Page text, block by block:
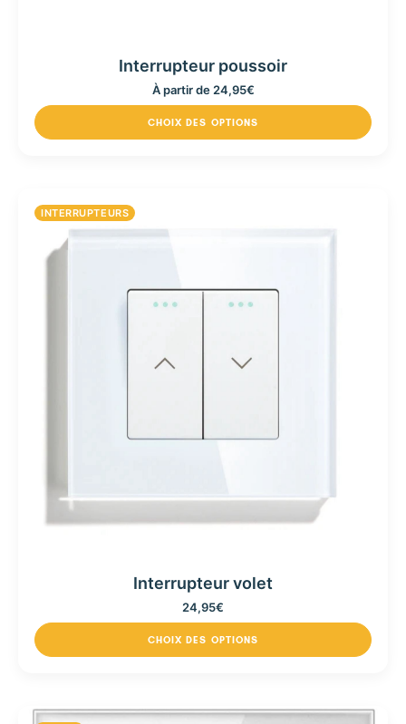
Interrupteur poussoir
À partir de 24,95€
CHOIX DES OPTIONS
INTERRUPTEURS
Interrupteur volet
24,95€
CHOIX DES OPTIONS